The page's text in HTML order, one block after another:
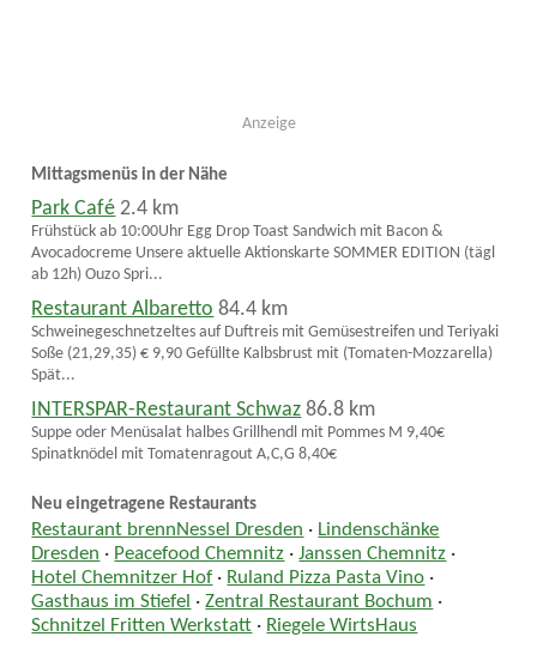
Anzeige
Mittagsmenüs in der Nähe
Park Café 2.4 km
Frühstück ab 10:00Uhr Egg Drop Toast Sandwich mit Bacon &
Avocadocreme Unsere aktuelle Aktionskarte SOMMER EDITION (tägl
ab 12h) Ouzo Spri...
Restaurant Albaretto 84.4 km
Schweinegeschnetzeltes auf Duftreis mit Gemüsestreifen und Teriyaki
Soße (21,29,35) € 9,90 Gefüllte Kalbsbrust mit (Tomaten-Mozzarella)
Spät...
INTERSPAR-Restaurant Schwaz 86.8 km
Suppe oder Menüsalat halbes Grillhendl mit Pommes M 9,40€
Spinatknödel mit Tomatenragout A,C,G 8,40€
Neu eingetragene Restaurants
Restaurant brennNessel Dresden · Lindenschänke
Dresden · Peacefood Chemnitz ·Janssen Chemnitz ·
Hotel Chemnitzer Hof · Ruland Pizza Pasta Vino ·
Gasthaus im Stiefel ·Zentral Restaurant Bochum ·
Schnitzel Fritten Werkstatt · Riegele WirtsHaus